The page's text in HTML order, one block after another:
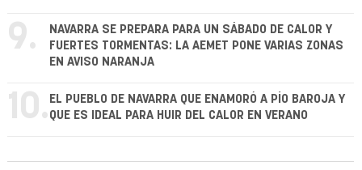
9.
NAVARRA SE PREPARA PARA UN SÁBADO DE CALOR Y
FUERTES TORMENTAS: LA AEMET PONE VARIAS ZONAS
EN AVISO NARANJA
10. EL PUEBLO DE NAVARRA QUE ENAMORÓ A PÍO BAROJA Y
QUE ES IDEAL PARA HUIR DEL CALOR EN VERANO